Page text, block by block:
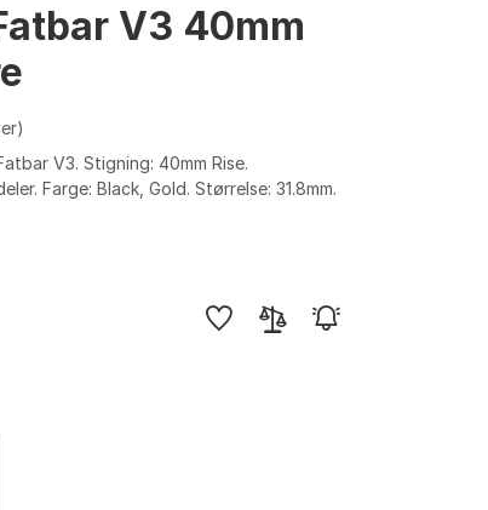
V3 40mm
V3. Stigning: 40mm Rise.
Farge: Black, Gold. Størrelse: 31.8mm.